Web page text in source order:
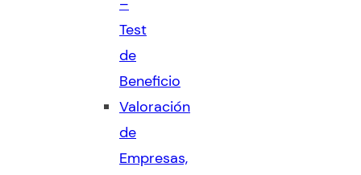
–
Test
de
Beneficio
Valoración
de
Empresas,